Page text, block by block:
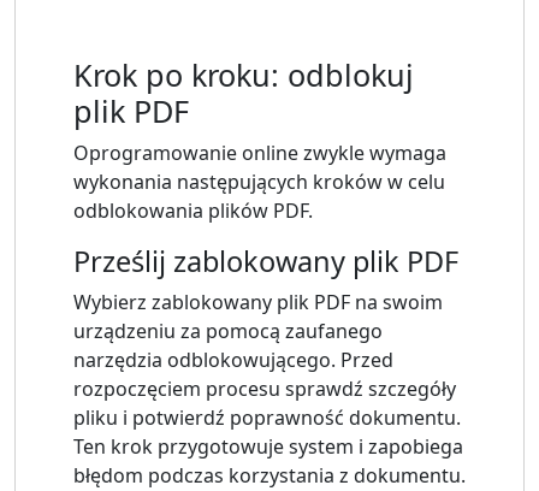
Krok po kroku: odblokuj
plik PDF
Oprogramowanie online zwykle wymaga
wykonania następujących kroków w celu
odblokowania plików PDF.
Prześlij zablokowany plik PDF
Wybierz zablokowany plik PDF na swoim
urządzeniu za pomocą zaufanego
narzędzia odblokowującego. Przed
rozpoczęciem procesu sprawdź szczegóły
pliku i potwierdź poprawność dokumentu.
Ten krok przygotowuje system i zapobiega
błędom podczas korzystania z dokumentu.